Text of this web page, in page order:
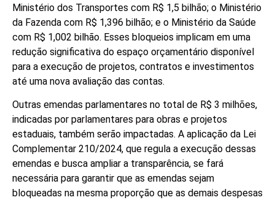
Ministério dos Transportes com R$ 1,5 bilhão; o Ministério
da Fazenda com R$ 1,396 bilhão; e o Ministério da Saúde
com R$ 1,002 bilhão. Esses bloqueios implicam em uma
redução significativa do espaço orçamentário disponível
para a execução de projetos, contratos e investimentos
até uma nova avaliação das contas.
Outras emendas parlamentares no total de R$ 3 milhões,
indicadas por parlamentares para obras e projetos
estaduais, também serão impactadas. A aplicação da Lei
Complementar 210/2024, que regula a execução dessas
emendas e busca ampliar a transparência, se fará
necessária para garantir que as emendas sejam
bloqueadas na mesma proporção que as demais despesas